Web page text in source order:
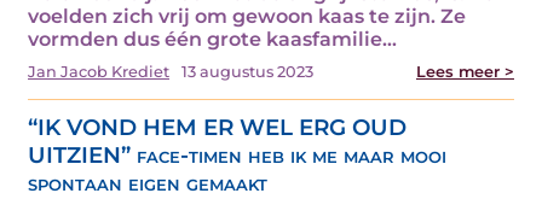
voelden zich vrij om gewoon kaas te zijn. Ze
vormden dus één grote kaasfamilie…
Jan Jacob Krediet 13 augustus 2023 Lees meer >
“IK VOND HEM ER WEL ERG OUD
UITZIEN” face-timen heb ik me maar mooi
spontaan eigen gemaakt